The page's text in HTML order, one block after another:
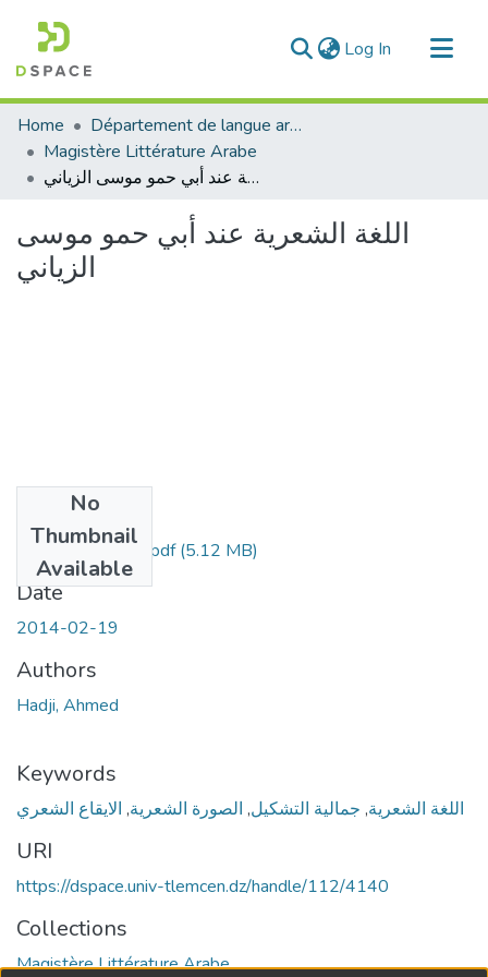
Log In (current)
Communities & Collections
All of DSpace
Statistics
Home
Département de langue arabe
Magistère Littérature Arabe
اللغة الشعرية عند أبي حمو موسى الزياني
اللغة الشعرية عند أبي حمو موسى
الزياني
No
Thumbnail
Available
hadji-ahmed mag.pdf(5.12 MB)
Date
2014-02-19
Authors
Hadji, Ahmed
Keywords
اللغة الشعرية, جمالية التشكيل, الصورة الشعرية, الايقاع الشعري
URI
https://dspace.univ-tlemcen.dz/handle/112/4140
Collections
Magistère Littérature Arabe